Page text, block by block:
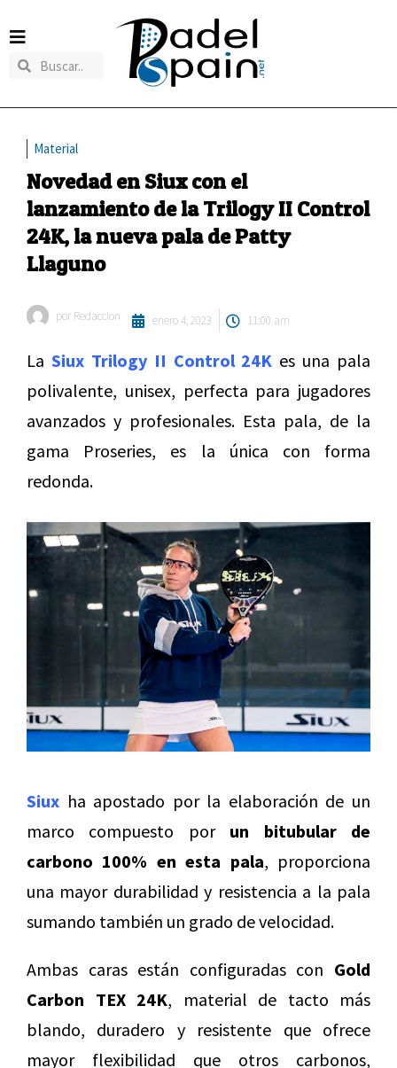
Material
Novedad en Siux con el
lanzamiento de la Trilogy II Control
24K, la nueva pala de Patty
Llaguno
por Redaccion enero 4, 2023 11:00 am
La Siux Trilogy II Control 24K es una pala
polivalente, unisex, perfecta para jugadores
avanzados y profesionales. Esta pala, de la
gama Proseries, es la única con forma
redonda.
Siux ha apostado por la elaboración de un
marco compuesto por un bitubular de
carbono 100% en esta pala, proporciona
una mayor durabilidad y resistencia a la pala
sumando también un grado de velocidad.
Ambas caras están configuradas con Gold
Carbon TEX 24K, material de tacto más
blando, duradero y resistente que ofrece
mayor flexibilidad que otros carbonos,